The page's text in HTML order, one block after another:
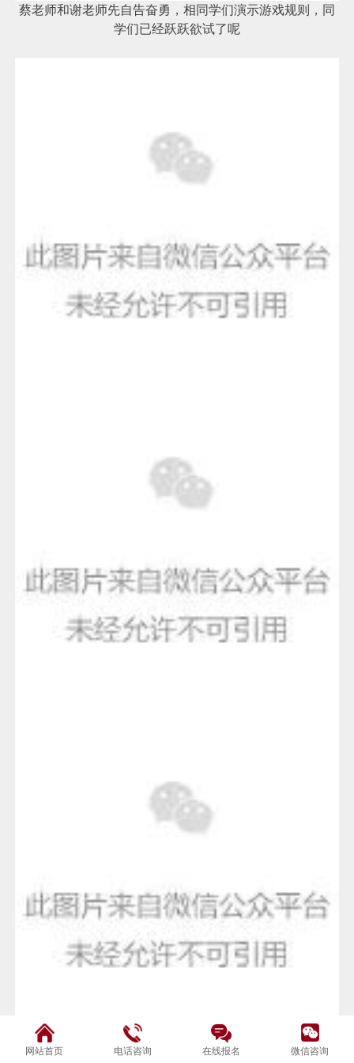
蔡老师和谢老师先自告奋勇，相同学们演示游戏规则，同
学们已经跃跃欲试了呢
网站首页 电话咨询 在线报名 微信咨询